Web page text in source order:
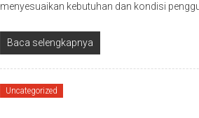
menyesuaikan kebutuhan dan kondisi
Baca selengkapnya
Uncategorized